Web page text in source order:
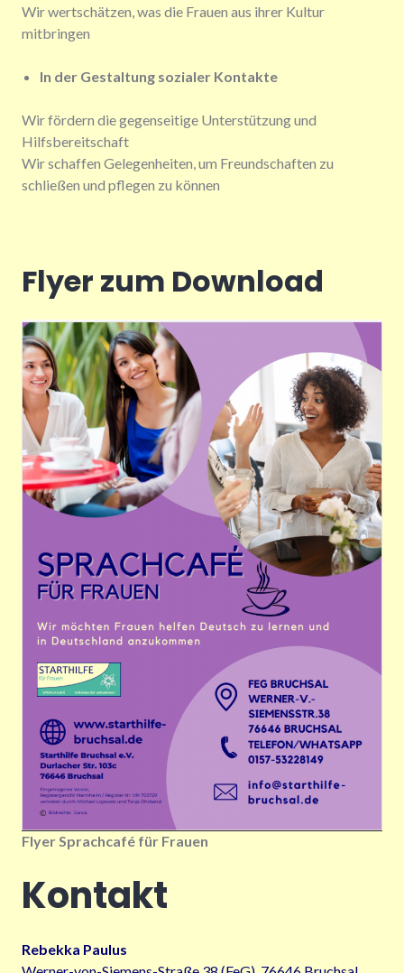
Wir wertschätzen, was die Frauen aus ihrer Kultur
mitbringen
In der Gestaltung sozialer Kontakte
Wir fördern die gegenseitige Unterstützung und
Hilfsbereitschaft
Wir schaffen Gelegenheiten, um Freundschaften zu
schließen und pflegen zu können
Flyer zum Download
Flyer Sprachcafé für Frauen
Kontakt
Rebekka Paulus